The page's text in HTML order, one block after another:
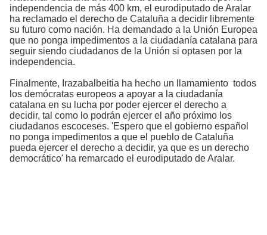
independencia de más 400 km, el eurodiputado de Aralar
ha reclamado el derecho de Cataluña a decidir libremente
su futuro como nación. Ha demandado a la Unión Europea
que no ponga impedimentos a la ciudadanía catalana para
seguir siendo ciudadanos de la Unión si optasen por la
independencia.
Finalmente, Irazabalbeitia ha hecho un llamamiento todos
los demócratas europeos a apoyar a la ciudadanía
catalana en su lucha por poder ejercer el derecho a
decidir, tal como lo podrán ejercer el año próximo los
ciudadanos escoceses. 'Espero que el gobierno español
no ponga impedimentos a que el pueblo de Cataluña
pueda ejercer el derecho a decidir, ya que es un derecho
democrático' ha remarcado el eurodiputado de Aralar.